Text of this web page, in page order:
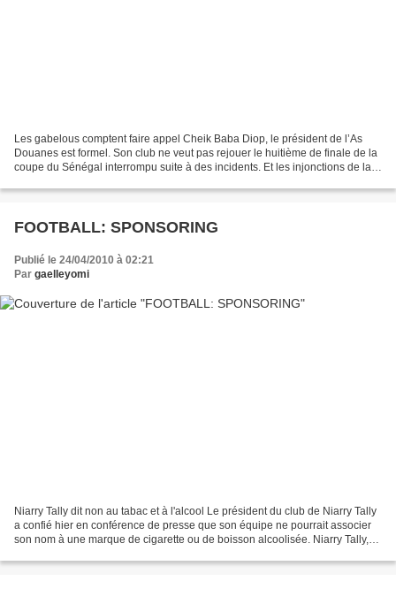
Les gabelous comptent faire appel Cheik Baba Diop, le président de l’As
Douanes est formel. Son club ne veut pas rejouer le huitième de finale de la
coupe du Sénégal interrompu suite à des incidents. Et les injonctions de la
FOOTBALL: SPONSORING
Publié le 24/04/2010 à 02:21
Par gaelleyomi
Niarry Tally dit non au tabac et à l'alcool Le président du club de Niarry Tally
a confié hier en conférence de presse que son équipe ne pourrait associer
son nom à une marque de cigarette ou de boisson alcoolisée. Niarry Tally,